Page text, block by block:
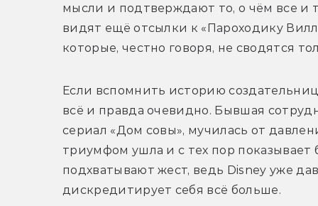
мысли и подтверждают то, о чём все и
видят ещё отсылки к «Пароходику
которые, честно говоря, не сводятся
Если вспомнить историю
всё и правда очевидно. Бывшая
сериал «Дом совы», мучилась от
триумфом ушла и с тех пор
подхватывают жест, ведь Disney уже
дискредитирует себя всё больше.